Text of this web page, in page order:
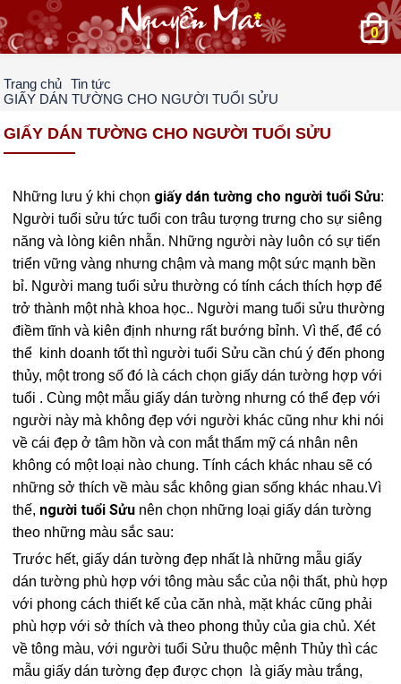
0
Trang chủ
Tin tức
GIẤY DÁN TƯỜNG CHO NGƯỜI TUỔI SỬU
GIẤY DÁN TƯỜNG CHO NGƯỜI TUỔI SỬU
Những lưu ý khi chọn giấy dán tường cho người tuổi Sửu:
Người tuổi sửu tức tuổi con trâu tượng trưng cho sự siêng
năng và lòng kiên nhẫn. Những người này luôn có sự tiến
triển vững vàng nhưng chậm và mang một sức mạnh bền
bỉ. Người mang tuổi sửu thường có tính cách thích hợp để
trở thành một nhà khoa học.. Người mang tuổi sửu thường
điềm tĩnh và kiên định nhưng rất bướng bỉnh. Vì thế, để có
thể kinh doanh tốt thì người tuổi Sửu cần chú ý đến phong
thủy, một trong số đó là cách chọn giấy dán tường hợp với
tuổi . Cùng một mẫu giấy dán tường nhưng có thể đẹp với
người này mà không đẹp với người khác cũng như khi nói
về cái đẹp ở tâm hồn và con mắt thẩm mỹ cá nhân nên
không có một loại nào chung. Tính cách khác nhau sẽ có
những sở thích về màu sắc không gian sống khác nhau.Vì
thế, người tuổi Sửu nên chọn những loại giấy dán tường
theo những màu sắc sau:
Trước hết, giấy dán tường đẹp nhất là những mẫu giấy
dán tường phù hợp với tông màu sắc của nội thất, phù hợp
với phong cách thiết kế của căn nhà, mặt khác cũng phải
phù hợp với sở thích và theo phong thủy của gia chủ. Xét
về tông màu, với người tuổi Sửu thuộc mệnh Thủy thì các
mẫu giấy dán tường đẹp được chọn là giấy màu trắng,